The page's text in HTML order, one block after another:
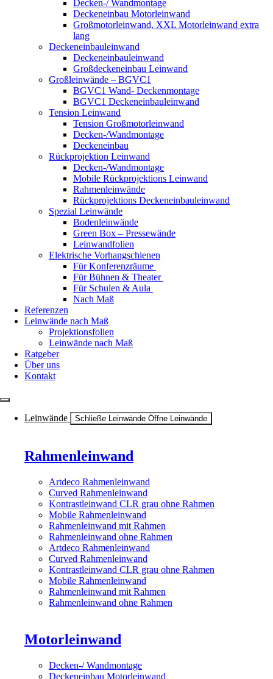
Decken-/ Wandmontage
Deckeneinbau Motorleinwand
Großmotorleinwand, XXL Motorleinwand extra
lang
Deckeneinbauleinwand
Deckeneinbauleinwand
Großdeckeneinbau Leinwand
Großleinwände – BGVC1
BGVC1 Wand- Deckenmontage
BGVC1 Deckeneinbauleinwand
Tension Leinwand
Tension Großmotorleinwand
Decken-/Wandmontage
Deckeneinbau
Rückprojektion Leinwand
Decken-/Wandmontage
Mobile Rückprojektions Leinwand
Rahmenleinwände
Rückprojektions Deckeneinbauleinwand
Spezial Leinwände
Bodenleinwände
Green Box – Pressewände
Leinwandfolien
Elektrische Vorhangschienen
Für Konferenzräume
Für Bühnen & Theater
Für Schulen & Aula
Nach Maß
Referenzen
Leinwände nach Maß
Projektionsfolien
Leinwände nach Maß
Ratgeber
Über uns
Kontakt
Leinwände Schließe Leinwände Öffne Leinwände
Rahmenleinwand
Artdeco Rahmenleinwand
Curved Rahmenleinwand
Kontrastleinwand CLR grau ohne Rahmen
Mobile Rahmenleinwand
Rahmenleinwand mit Rahmen
Rahmenleinwand ohne Rahmen
Artdeco Rahmenleinwand
Curved Rahmenleinwand
Kontrastleinwand CLR grau ohne Rahmen
Mobile Rahmenleinwand
Rahmenleinwand mit Rahmen
Rahmenleinwand ohne Rahmen
Motorleinwand
Decken-/ Wandmontage
Deckeneinbau Motorleinwand